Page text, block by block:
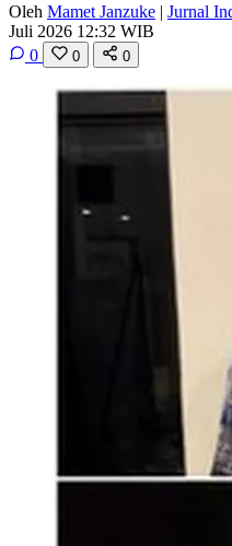
Oleh Mamet Janzuke | Jurnal
Juli 2026 12:32 WIB
0
0 0